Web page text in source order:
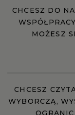
CHCESZ DO
MOŻESZ
CHCESZ
WYBORCZĄ,